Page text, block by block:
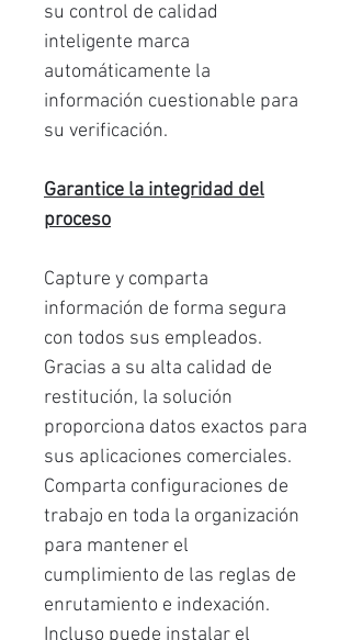
su control de calidad
inteligente marca
automáticamente la
información cuestionable para
su verificación.
Garantice la integridad del
proceso
Capture y comparta
información de forma segura
con todos sus empleados.
Gracias a su alta calidad de
restitución, la solución
proporciona datos exactos para
sus aplicaciones comerciales.
Comparta configuraciones de
trabajo en toda la organización
para mantener el
cumplimiento de las reglas de
enrutamiento e indexación.
Incluso puede instalar el